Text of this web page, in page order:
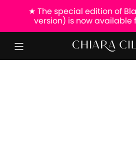
★ The special edition of
version) is now